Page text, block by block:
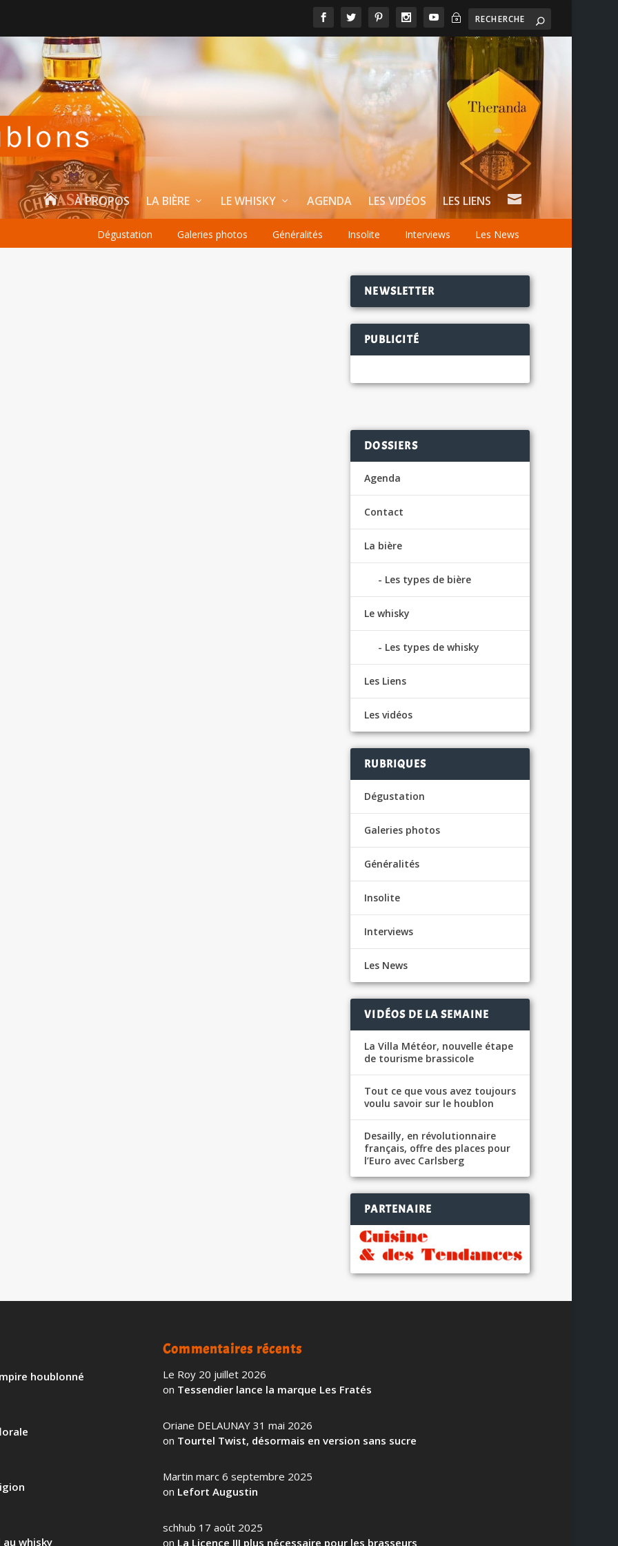
~
 À PROPOS LA BIÈRE LE WHISKY AGENDA LES VIDÉOS LES LIENS 
Dégustation Galeries photos Généralités Insolite Interviews Les News
NEWSLETTER
PUBLICITÉ
DOSSIERS
Agenda
Contact
La bière
Les types de bière
Le whisky
Les types de whisky
Les Liens
Les vidéos
RUBRIQUES
Dégustation
Galeries photos
Généralités
Insolite
Interviews
Les News
VIDÉOS DE LA SEMAINE
La Villa Météor, nouvelle étape
de tourisme brassicole
Tout ce que vous avez toujours
voulu savoir sur le houblon
Desailly, en révolutionnaire
français, offre des places pour
l’Euro avec Carlsberg
PARTENAIRE
houblonné
whisky
Commentaires récents
Le Roy 20 juillet 2026
on Tessendier lance la marque Les Fratés
Oriane DELAUNAY 31 mai 2026
on Tourtel Twist, désormais en version sans sucre
Martin marc 6 septembre 2025
on Lefort Augustin
schhub 17 août 2025
on La Licence III plus nécessaire pour les brasseurs